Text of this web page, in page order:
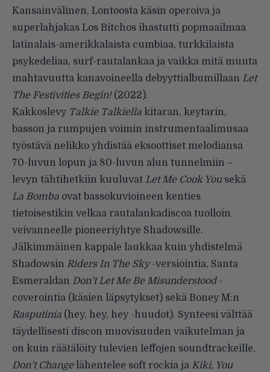
Kansainvälinen, Lontoosta käsin operoiva ja
superlahjakas Los Bitchos ihastutti popmaailmaa
latinalais-amerikkalaista cumbiaa, turkkilaista
psykedeliaa, surf-rautalankaa ja vaikka mitä muuta
mahtavuutta kanavoineella debyyttialbumillaan Let
The Festivities Begin! (2022).
Kakkoslevy Talkie Talkiella kitaran, keytarin,
basson ja rumpujen voimin instrumentaalimusaa
työstävä nelikko yhdistää eksoottiset melodiansa
70-luvun lopun ja 80-luvun alun tunnelmiin –
levyn tähtihetkiin kuuluvat Let Me Cook You sekä
La Bomba ovat bassokuvioineen kenties
tietoisestikin velkaa rautalankadiscoa tuolloin
veivanneelle pioneeriyhtye Shadowsille.
Jälkimmäinen kappale laukkaa kuin yhdistelmä
Shadowsin Riders In The Sky-versiointia, Santa
Esmeraldan Don’t Let Me Be Misunderstood -
coverointia (käsien läpsytykset) sekä Boney M:n
Rasputinia (hey, hey, hey -huudot). Synteesi välttää
täydellisesti discon muovisuuden vaikutelman ja
on kuin räätälöity tulevien leffojen soundtrackeille.
Don’t Change lähentelee soft rockia ja Kiki, You